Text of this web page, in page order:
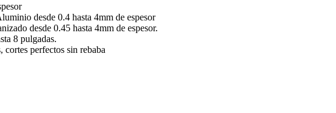
desde 0.4 hasta 4mm de espesor
desde 0.45 hasta 4mm de espesor.
8 pulgadas.
perfectos sin rebaba